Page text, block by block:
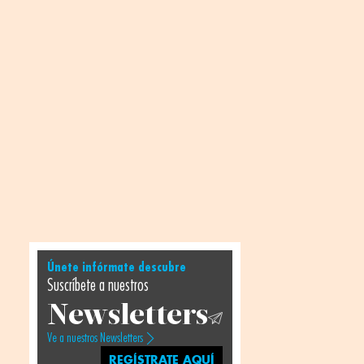
Únete infórmate descubre
Suscríbete a nuestros
Newsletters
Ve a nuestros Newsletters
REGÍSTRATE AQUÍ